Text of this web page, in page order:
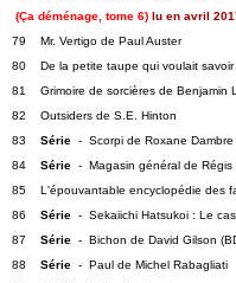
(Ça déménage, tome 6) lu en avril
79    Mr. Vertigo de Paul Auster
80    De la petite taupe qui voulait
81    Grimoire de sorcières de
82    Outsiders de S.E. Hinton
83 Série -  Scorpi de Roxane Dambre
84 Série -  Magasin général de
85    L'épouvantable encyclopédie
86 Série -  Sekaiichi Hatsukoi : Le
87 Série -  Bichon de David Gilson
88 Série -  Paul de Michel Rabagliati